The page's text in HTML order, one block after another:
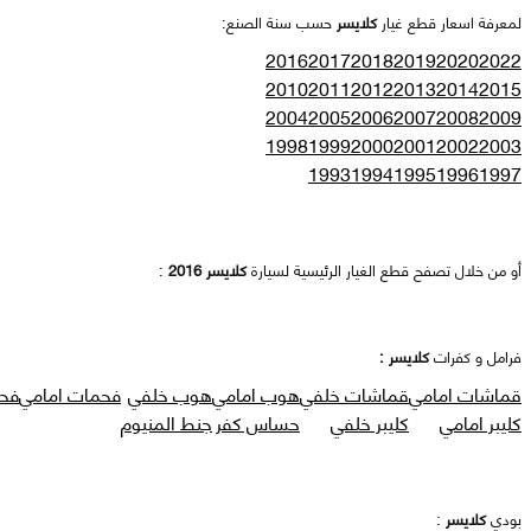
لمعرفة اسعار قطع غياركلايسر حسب سنة الصنع:
2022
2020
2019
2018
2017
2016
2015
2014
2013
2012
2011
2010
2009
2008
2007
2006
2005
2004
2003
2002
2001
2000
1999
1998
1997
1996
1995
1994
1993
أو من خلال تصفح قطع الغيار الرئيسية لسيارةكلايسر 2016 :
فرامل و كفراتكلايسر :
قماشات اماميقماشات خلفيهوب اماميهوب خلفي فحمات امامي
كليبر امامي
كليبر خلفي حساس كفرجنط المنيوم
بوديكلايسر :